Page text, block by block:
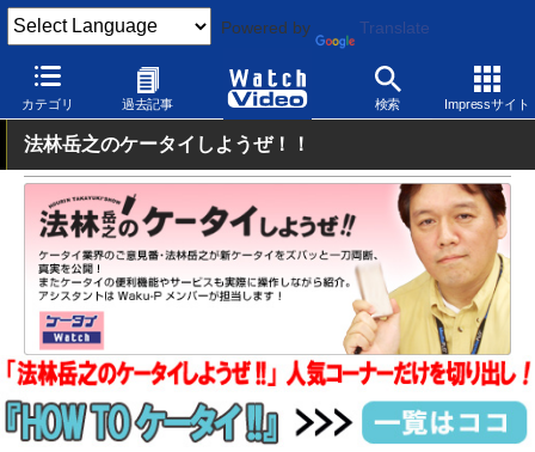
Powered by Translate
カテゴリ 過去記事 検索 Impressサイト
Watch Video モバイル スマートフォン Android
法林岳之のケータイしようぜ！！